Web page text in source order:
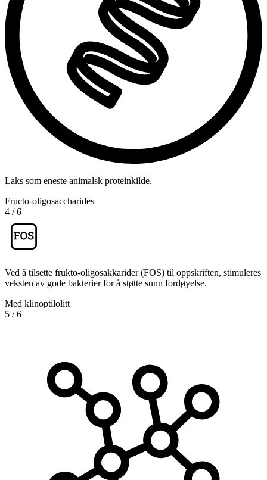
Laks som eneste animalsk proteinkilde.
Fructo-oligosaccharides
4 /6
Ved å tilsette frukto-oligosakkarider (FOS) til oppskriften, stimuleres
veksten av gode bakterier for å støtte sunn fordøyelse.
Med klinoptilolitt
5 /6